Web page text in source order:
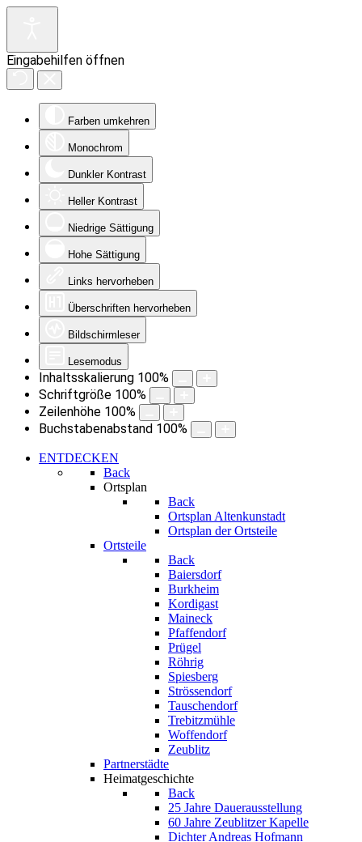
Eingabehilfen öffnen
Farben umkehren
Monochrom
Dunkler Kontrast
Heller Kontrast
Niedrige Sättigung
Hohe Sättigung
Links hervorheben
Überschriften hervorheben
Bildschirmleser
Lesemodus
Inhaltsskalierung 100%
Schriftgröße 100%
Zeilenhöhe 100%
Buchstabenabstand 100%
ENTDECKEN
Back
Ortsplan
Back
Ortsplan Altenkunstadt
Ortsplan der Ortsteile
Ortsteile
Back
Baiersdorf
Burkheim
Kordigast
Maineck
Pfaffendorf
Prügel
Röhrig
Spiesberg
Strössendorf
Tauschendorf
Trebitzmühle
Woffendorf
Zeublitz
Partnerstädte
Heimatgeschichte
Back
25 Jahre Dauerausstellung
60 Jahre Zeublitzer Kapelle
Dichter Andreas Hofmann